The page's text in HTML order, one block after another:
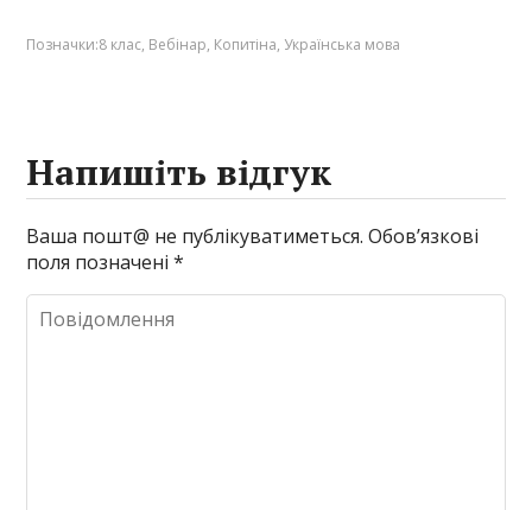
Позначки:8 клас, Вебінар, Копитіна, Українська мова
Напишіть відгук
Ваша пошт@ не публікуватиметься. Обов’язкові
поля позначені*